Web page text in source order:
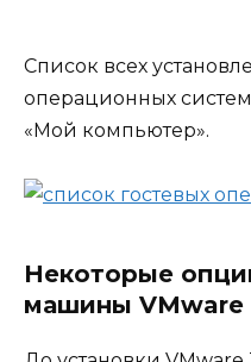
Список всех
операционных
«Мой компьютер».
Некоторые
машины VMware